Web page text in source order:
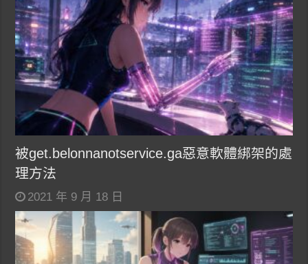
被get.belonnanotservice.ga惡意軟體綁架的處
理方法
2021 年 9 月 18 日